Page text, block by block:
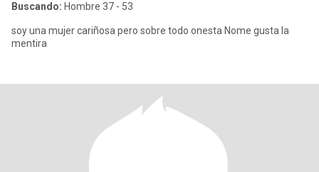
Buscando: Hombre 37 - 53
soy una mujer cariñosa pero sobre todo onesta Nome gusta la
mentira